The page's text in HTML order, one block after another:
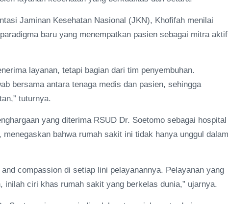
Jaminan Kesehatan Nasional (JKN), Khofifah menilai
baru yang menempatkan pasien sebagai mitra aktif
layanan, tetapi bagian dari tim penyembuhan.
bersama antara tenaga medis dan pasien, sehingga
tuturnya.
yang diterima RSUD Dr. Soetomo sebagai hospital
bahwa rumah sakit ini tidak hanya unggul dalam
compassion di setiap lini pelayanannya. Pelayanan yang
ciri khas rumah sakit yang berkelas dunia,” ujarnya.